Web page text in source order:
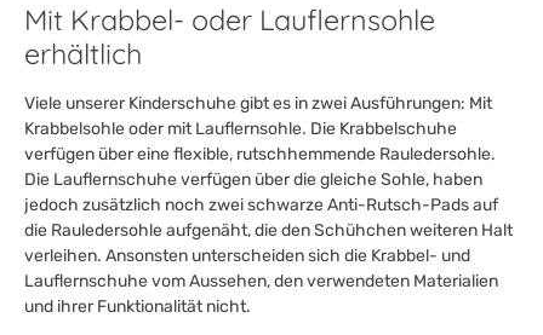
Mit Krabbel- oder Lauflernsohle
erhältlich
Viele unserer Kinderschuhe gibt es in zwei Ausführungen: Mit
Krabbelsohle oder mit Lauflernsohle. Die Krabbelschuhe
verfügen über eine flexible, rutschhemmende Rauledersohle.
Die Lauflernschuhe verfügen über die gleiche Sohle, haben
jedoch zusätzlich noch zwei schwarze Anti-Rutsch-Pads auf
die Rauledersohle aufgenäht, die den Schühchen weiteren Halt
verleihen. Ansonsten unterscheiden sich die Krabbel- und
Lauflernschuhe vom Aussehen, den verwendeten Materialien
und ihrer Funktionalität nicht.